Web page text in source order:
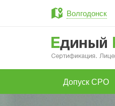
Волгодонск
Допуск СРО